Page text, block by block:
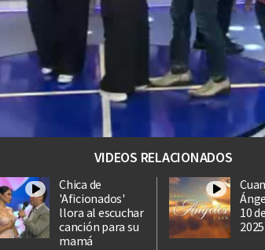
VIDEOS RELACIONADOS
Chica de
'Aficionados'
llora al escuchar
canción para su
mamá
10
2025